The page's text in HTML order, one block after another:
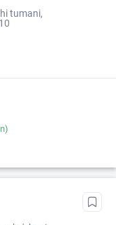
tumani,